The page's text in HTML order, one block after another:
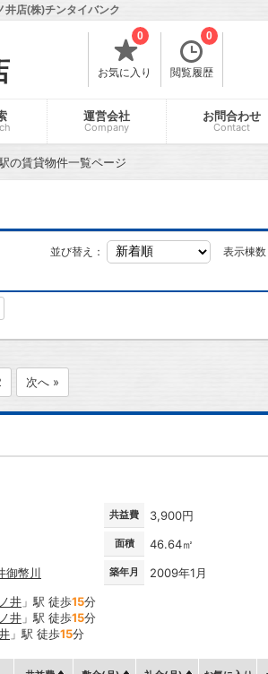
井店(株)チンタイバンク
お気に入り
0
閲覧履歴
0
運営会社
Company
お問合わせ
Contact
の賃貸物件一覧ページ
並び替え： 表示棟数
次へ »
共益費 3,900円
面積 46.64㎡
御幣川 築年月 2009年1月
井 」駅 徒歩15分
井 」駅 徒歩15分
」駅 徒歩15分